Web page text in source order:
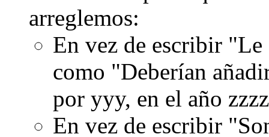
arreglemos:
En vez de escribir
como "Deberían
por yyy, en el año
En vez de escribir